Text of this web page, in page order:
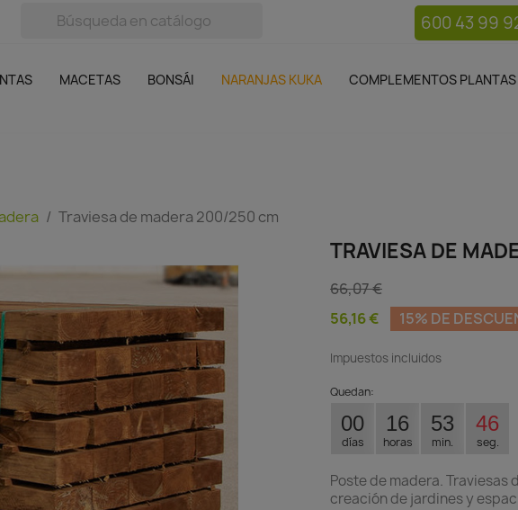
600 43 99
MACETAS BONSÁI NARANJAS KUKA COMPLEMENTOS PLANTAS
Complementos plantas
Traviesa de madera 200/250 cm
TRAVIESA DE
66,07 €
56,16 €
15% DE
Impuestos incluidos
Quedan:
00
días
16
horas
53
min.
45
seg.
Poste de madera. Traviesas
creación de jardines y